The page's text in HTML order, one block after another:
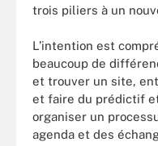
trois piliers à un
L’intention est
beaucoup de
et trouver un site,
et faire du prédictif
organiser un
agenda et des